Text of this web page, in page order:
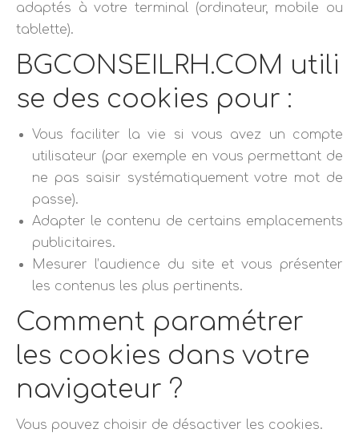
adaptés à votre terminal (ordinateur, mobile ou
tablette).
BGCONSEILRH.COM utili
se des cookies pour :
Vous faciliter la vie si vous avez un compte
utilisateur (par exemple en vous permettant de
ne pas saisir systématiquement votre mot de
passe).
Adapter le contenu de certains emplacements
publicitaires.
Mesurer l’audience du site et vous présenter
les contenus les plus pertinents.
Comment paramétrer
les cookies dans votre
navigateur ?
Vous pouvez choisir de désactiver les cookies.